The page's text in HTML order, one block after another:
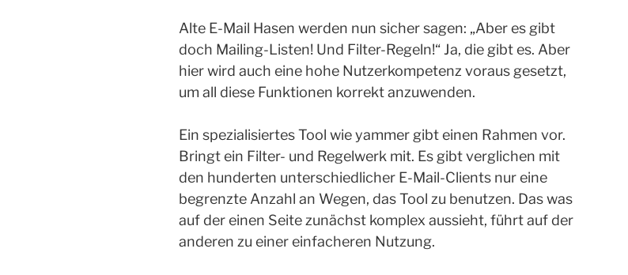
Alte E-Mail Hasen werden nun sicher sagen: „Aber es gibt
doch Mailing-Listen! Und Filter-Regeln!“ Ja, die gibt es. Aber
hier wird auch eine hohe Nutzerkompetenz voraus gesetzt,
um all diese Funktionen korrekt anzuwenden.
Ein spezialisiertes Tool wie yammer gibt einen Rahmen vor.
Bringt ein Filter- und Regelwerk mit. Es gibt verglichen mit
den hunderten unterschiedlicher E-Mail-Clients nur eine
begrenzte Anzahl an Wegen, das Tool zu benutzen. Das was
auf der einen Seite zunächst komplex aussieht, führt auf der
anderen zu einer einfacheren Nutzung.